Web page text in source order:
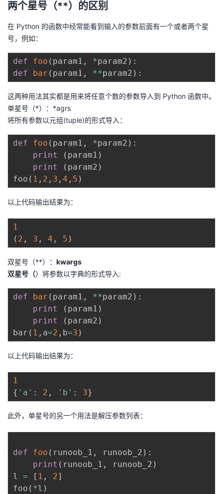
两个星号（**）的区别
在 Python 的函数中经常能看到输入的参数前面有一个或者两个星
号，例如：
def foo ( param1 , *param2 ) :
def
bar ( param1 , **param2 ) :
这两种用法其实都是用来将任意个数的参数导入到 Python 函数中。
单星号（*）：*agrs
将所有参数以元组(tuple)的形式导入：
def foo ( param1 , *param2 ) :
print
( param1 )
print
( param2 )
foo ( 1 , 2 , 3 , 4 , 5 )
以上代码输出结果为：
1
( 2 , 3 , 4 , 5 )
双星号（**）： kwargs
双星号（）将参数以字典的形式导入:
def bar ( param1 , **param2 ) :
print
( param1 )
print
( param2 )
bar ( 1 , a=2 , b=3 )
以上代码输出结果为：
1
{ 'a' : 2 , 'b' : 3}
此外，单星号的另一个用法是解压参数列表：
def foo ( runoob_1 , runoob_2 ) :
print ( runoob_1 , runoob_2 )
l = [ 1 , 2]
foo ( *l )